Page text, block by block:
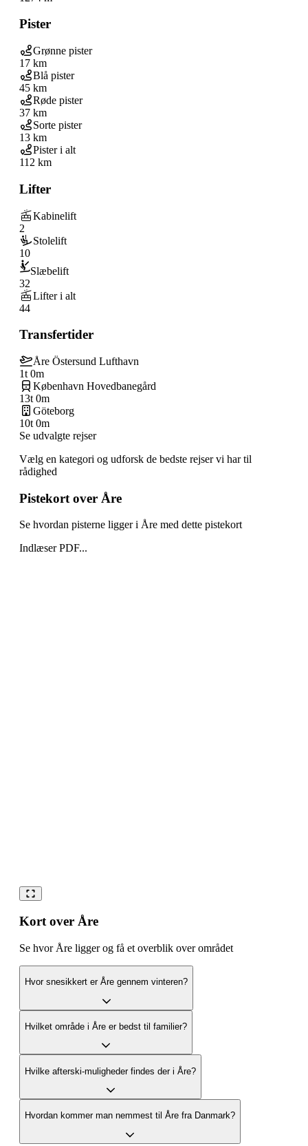
Pister
Grønne pister
17 km
Blå pister
45 km
Røde pister
37 km
Sorte pister
13 km
Pister i alt
112 km
Lifter
Kabinelift
2
Stolelift
10
Slæbelift
32
Lifter i alt
44
Transfertider
Åre Östersund Lufthavn
1t 0m
København Hovedbanegård
13t 0m
Göteborg
10t 0m
Se udvalgte rejser
Vælg en kategori og udforsk de bedste rejser vi har til
rådighed
Pistekort over Åre
Se hvordan pisterne ligger i Åre med dette pistekort
Indlæser PDF...
Kort over Åre
Se hvor Åre ligger og få et overblik over området
Hvor snesikkert er Åre gennem vinteren?
Hvilket område i Åre er bedst til familier?
Hvilke afterski-muligheder findes der i Åre?
Hvordan kommer man nemmest til Åre fra Danmark?